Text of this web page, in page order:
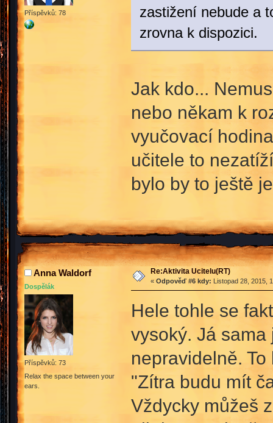
Příspěvků: 78
zastižení nebude a
zrovna k dispozici.
Jak kdo...
nebo někam k
vyučovací
učitele to
bylo by to ještě
Anna Waldorf
Dospělák
Příspěvků: 73
Relax the space between your
ears.
Re:Aktivita Ucitelu(RT)
« Odpověď #6 kdy: Listopad 28, 2015,
Hele tohle se
vysoký. Já
nepravidelně.
"Zítra budu mít
Vždycky můžeš